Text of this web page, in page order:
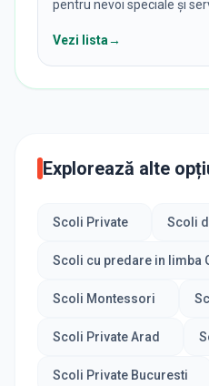
pentru nevoi speciale și
Vezi lista→
Explorează alte
Scoli Private Scoli
Scoli cu predare in limba
Scoli Montessori
Scoli Private Arad
Scoli Private Bucuresti